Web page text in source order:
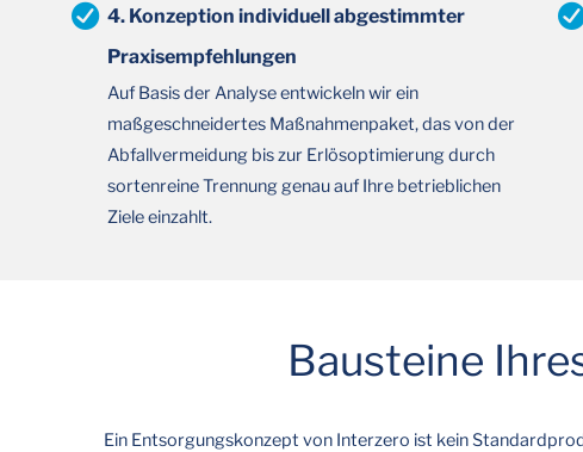
4. Konzeption individuell abgestimmter
Praxisempfehlungen
Auf Basis der Analyse entwickeln wir ein
maßgeschneidertes Maßnahmenpaket, das von der
Abfallvermeidung bis zur Erlösoptimierung durch
sortenreine Trennung genau auf Ihre betrieblichen
Ziele einzahlt.
Bausteine
Ein Entsorgungskonzept von Interzero ist kein